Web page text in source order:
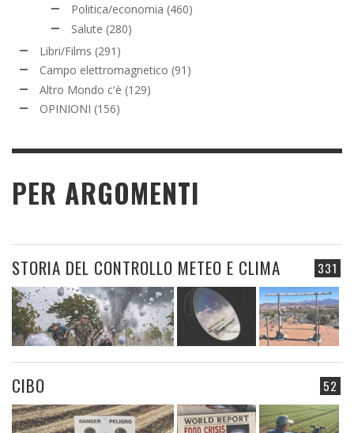
Politica/economia (460)
Salute (280)
Libri/Films (291)
Campo elettromagnetico (91)
Altro Mondo c'è (129)
OPINIONI (156)
PER ARGOMENTI
331
STORIA DEL CONTROLLO METEO E CLIMA
52
CIBO